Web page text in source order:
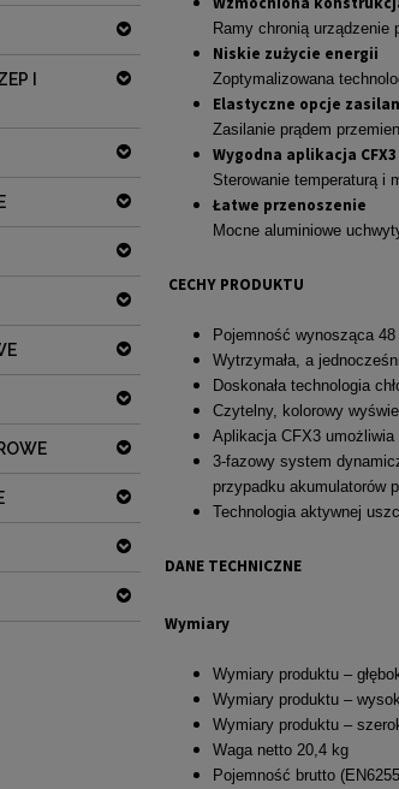
I
Ramy chronią urządzenie
Niskie zużycie energii
Zoptymalizowana
Elastyczne opcje
Zasilanie prądem
Wygodna aplikacja CFX3
Sterowanie temperaturą i
Łatwe przenoszenie
Mocne aluminiowe
CECHY PRODUKTU
Pojemność wynosząca 48
Wytrzymała, a
Doskonała technologia
Czytelny, kolorowy
Aplikacja CFX3 umożliwia
3-fazowy system
przypadku akumulatorów
Technologia aktywnej
DANE TECHNICZNE
Wymiary
Wymiary produktu –
Wymiary produktu –
Wymiary produktu –
Waga netto 20,4 kg
Pojemność brutto